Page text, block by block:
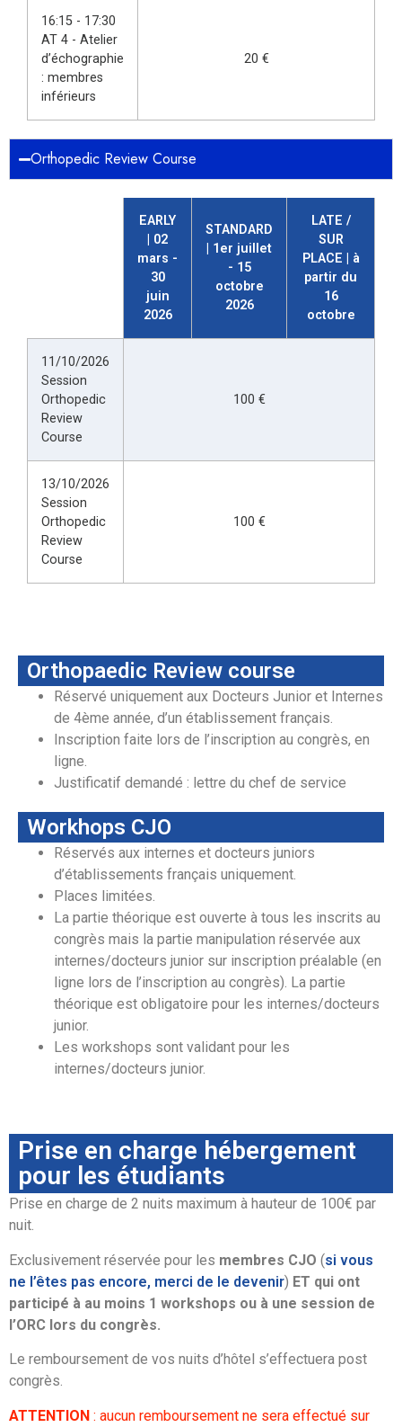
16:15 - 17:30
AT 4 - Atelier
d’échographie
: membres
inférieurs
20 €
Orthopedic Review Course
EARLY
| 02
mars -
30
juin
2026
STANDARD
| 1er juillet
- 15
octobre
2026
LATE /
SUR
PLACE | à
partir du
16
octobre
11/10/2026
Session
Orthopedic
Review
Course
100 €
13/10/2026
Session
Orthopedic
Review
Course
100 €
Orthopaedic Review course
Réservé uniquement aux Docteurs Junior et Internes
de 4ème année, d’un établissement français.
Inscription faite lors de l’inscription au congrès, en
ligne.
Justificatif demandé : lettre du chef de service
Workhops CJO
Réservés aux internes et docteurs juniors
d’établissements français uniquement.
Places limitées.
La partie théorique est ouverte à tous les inscrits au
congrès mais la partie manipulation réservée aux
internes/docteurs junior sur inscription préalable (en
ligne lors de l’inscription au congrès). La partie
théorique est obligatoire pour les internes/docteurs
junior.
Les workshops sont validant pour les
internes/docteurs junior.
Prise en charge hébergement
pour les étudiants
Prise en charge de 2 nuits maximum à hauteur de 100€ par
nuit.
Exclusivement réservée pour les membres CJO (si vous
ne l’êtes pas encore, merci de le devenir) ET qui ont
participé à au moins 1 workshops ou à une session de
l’ORC lors du congrès.
Le remboursement de vos nuits d’hôtel s’effectuera post
congrès.
ATTENTION : aucun remboursement ne sera effectué sur